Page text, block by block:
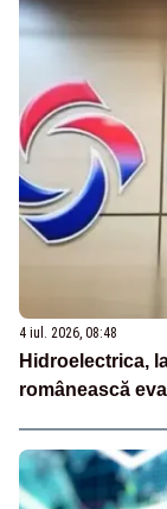
4 iul. 2026, 08:48
Hidroelectrica,
românească